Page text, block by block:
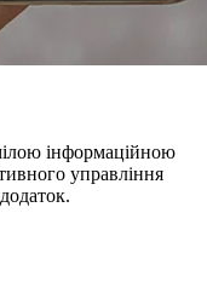
інформаційною
управління